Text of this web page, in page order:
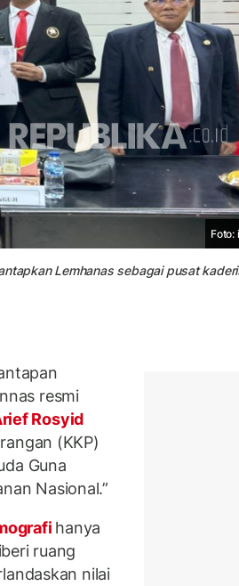
Foto:
Lemhanas sebagai pusat
resmi
Rosyid
(KKP)
Guna
Nasional.”
hanya
ruang
nilai